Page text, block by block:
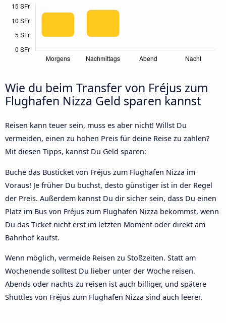
Wie du beim Transfer von Fréjus zum
Flughafen Nizza Geld sparen kannst
Reisen kann teuer sein, muss es aber nicht! Willst Du
vermeiden, einen zu hohen Preis für deine Reise zu zahlen?
Mit diesen Tipps, kannst Du Geld sparen:
Buche das Busticket von Fréjus zum Flughafen Nizza im
Voraus! Je früher Du buchst, desto günstiger ist in der Regel
der Preis. Außerdem kannst Du dir sicher sein, dass Du einen
Platz im Bus von Fréjus zum Flughafen Nizza bekommst, wenn
Du das Ticket nicht erst im letzten Moment oder direkt am
Bahnhof kaufst.
Wenn möglich, vermeide Reisen zu Stoßzeiten. Statt am
Wochenende solltest Du lieber unter der Woche reisen.
Abends oder nachts zu reisen ist auch billiger, und spätere
Shuttles von Fréjus zum Flughafen Nizza sind auch leerer.